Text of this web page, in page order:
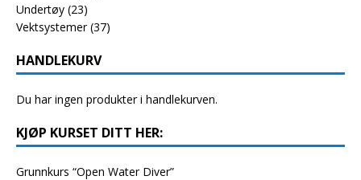
Undertøy (23)
Vektsystemer (37)
HANDLEKURV
Du har ingen produkter i handlekurven.
KJØP KURSET DITT HER:
Grunnkurs “Open Water Diver”